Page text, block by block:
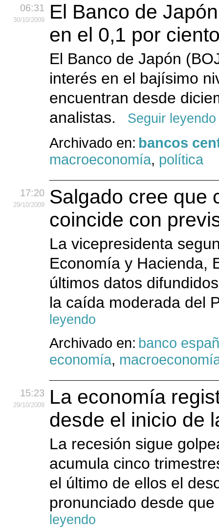
06:31
30/10/2009
El Banco de
en el 0,1 por
El Banco de Japón
interés en el bajísimo
encuentran desde
analistas.
Seguir leyendo
Archivado en: bancos
macroeconomía, política
17:20
29/10/2009
Salgado cree que
coincide con
La vicepresidenta
Economía y Hacienda,
últimos datos
la caída moderada del
leyendo
Archivado en: banco
economía,
15:23
29/10/2009
La economía
desde el inicio de
La recesión sigue
acumula cinco
el último de ellos el
pronunciado desde
leyendo